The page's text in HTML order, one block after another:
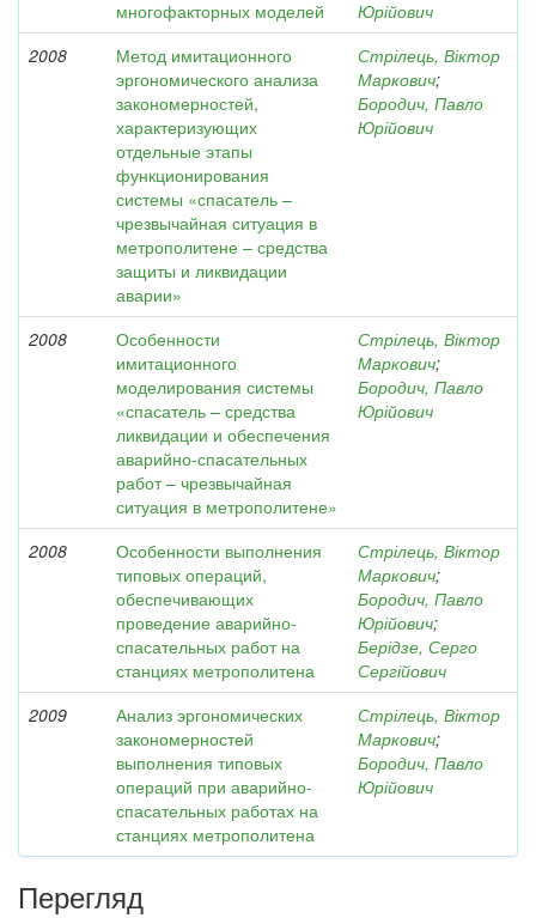
многофакторных моделей
Юрійович
2008
Метод имитационного
эргономического анализа
закономерностей,
характеризующих
отдельные этапы
функционирования
системы «спасатель –
чрезвычайная ситуация в
метрополитене – средства
защиты и ликвидации
аварии»
Стрілець, Віктор
Маркович;
Бородич, Павло
Юрійович
2008
Особенности
имитационного
моделирования системы
«спасатель – средства
ликвидации и обеспечения
аварийно-спасательных
работ – чрезвычайная
ситуация в метрополитене»
Стрілець, Віктор
Маркович;
Бородич, Павло
Юрійович
2008
Особенности выполнения
типовых операций,
обеспечивающих
проведение аварийно-
спасательных работ на
станциях метрополитена
Стрілець, Віктор
Маркович;
Бородич, Павло
Юрійович;
Берідзе, Серго
Сергійович
2009
Анализ эргономических
закономерностей
выполнения типовых
операций при аварийно-
спасательных работах на
станциях метрополитена
Стрілець, Віктор
Маркович;
Бородич, Павло
Юрійович
Перегляд